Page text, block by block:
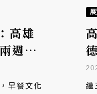
高雄
週年
湯！
早餐文化
繼